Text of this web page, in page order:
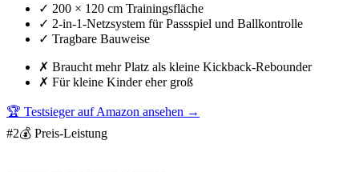
✓ 200 × 120 cm Trainingsfläche
✓ 2-in-1-Netzsystem für Passspiel und Ballkontrolle
✓ Tragbare Bauweise
✗ Braucht mehr Platz als kleine Kickback-Rebounder
✗ Für kleine Kinder eher groß
🏆 Testsieger auf Amazon ansehen →
#2💰 Preis-Leistung